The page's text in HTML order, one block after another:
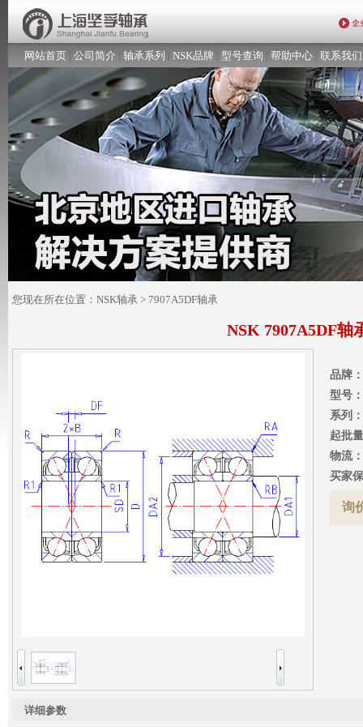
网站首页 公司简介 轴承系列 NSK品牌 型号查询 帮助中心 联系我们
您现在所在位置： NSK轴承 > 7907A5DF轴承
NSK 7907A5DF轴
品牌：
型号：
系列：
起批
物流：
买家
询
详细参数